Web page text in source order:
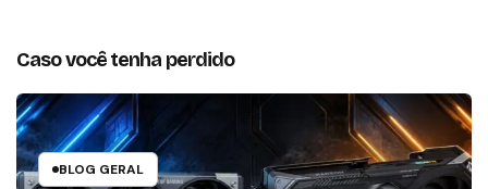
Caso você tenha perdido
BLOG GERAL